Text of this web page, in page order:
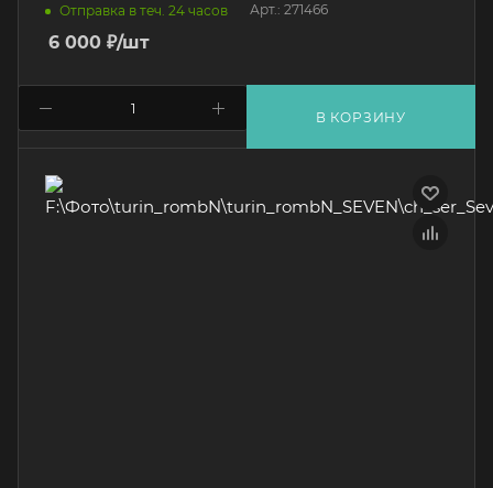
Отправка в теч. 24 часов Арт.: 271466
6 000 ₽/шт
В КОРЗИНУ